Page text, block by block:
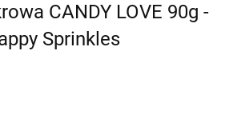
CANDY LOVE 90g -
Sprinkles